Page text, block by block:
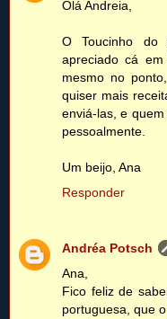
Olá Andreia,
O Toucinho do
apreciado cá
mesmo no
quiser mais
enviá-las, e
pessoalmente.
Um beijo, Ana
Responder
Andréa Potsch
Ana,
Fico feliz de
portuguesa, que